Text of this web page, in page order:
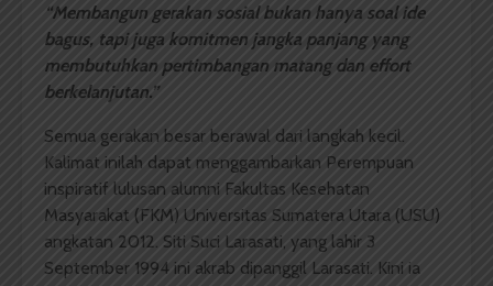
“Membangun gerakan sosial bukan hanya soal ide
bagus, tapi juga komitmen jangka panjang yang
membutuhkan pertimbangan matang dan effort
berkelanjutan.”
Semua gerakan besar berawal dari langkah kecil.
Kalimat inilah dapat menggambarkan Perempuan
inspiratif lulusan alumni Fakultas Kesehatan
Masyarakat (FKM) Universitas Sumatera Utara (USU)
angkatan 2012. Siti Suci Larasati, yang lahir 3
September 1994 ini akrab dipanggil Larasati. Kini ia